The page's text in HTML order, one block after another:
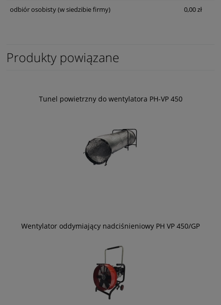
odbiór osobisty(w siedzibie firmy) 0,00 zł
Produkty powiązane
Tunel powietrzny do wentylatora PH-VP 450
Wentylator oddymiający nadciśnieniowy PH VP 450/GP